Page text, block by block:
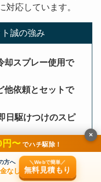
対応しています。
誠の強み
却スプレー使用で
他依頼とセットで
日駆けつけのスピ
〜 でハチ駆除！
方へ
なし
＼Webで簡単／
無料見積もり
×